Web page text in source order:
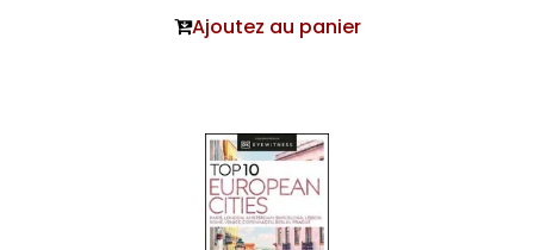
Ajoutez au panier